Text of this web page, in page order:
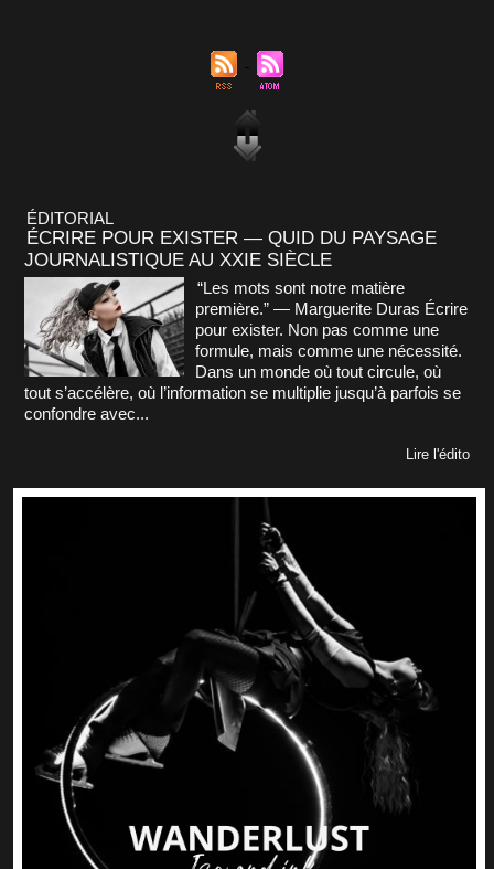
ÉDITORIAL
ÉCRIRE POUR EXISTER — QUID DU PAYSAGE
JOURNALISTIQUE AU XXIE SIÈCLE
“Les mots sont notre matière
première.” — Marguerite Duras Écrire
pour exister. Non pas comme une
formule, mais comme une nécessité.
Dans un monde où tout circule, où
tout s’accélère, où l’information se multiplie jusqu’à parfois se
confondre avec...
Lire l'édito